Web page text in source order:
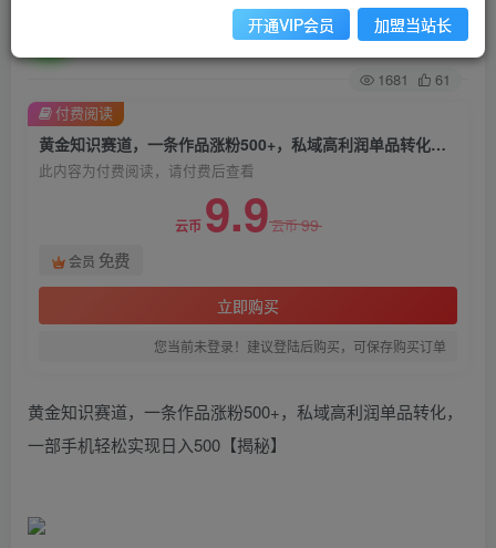
关注 私信
1681 61
黄金知识赛道，一条作品涨粉500+，私域高利润单品转化，一部手机轻松实现日入500【揭秘】
此内容为付费阅读，请付费后查看
云币 9.9云币99
会员 免费
立即购买
您当前未登录！建议登陆后购买，可保存购买订单
付费阅读
黄金知识赛道，一条作品涨粉500+，私域高利润单品转化，
一部手机轻松实现日入500【揭秘】
开通VIP会员 加盟当站长